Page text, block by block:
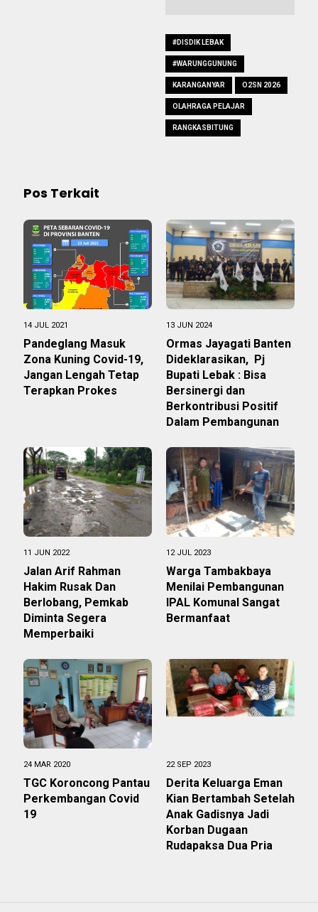
#DISDIK LEBAK
#WARUNGGUNUNG
KARANGANYAR O2SN 2026
OLAHRAGA PELAJAR
RANGKASBITUNG
Pos Terkait
14 JUL 2021
Pandeglang Masuk
Zona Kuning Covid-19,
Jangan Lengah Tetap
Terapkan Prokes
13 JUN 2024
Ormas Jayagati Banten
Dideklarasikan, Pj
Bupati Lebak : Bisa
Bersinergi dan
Berkontribusi Positif
Dalam Pembangunan
11 JUN 2022
Jalan Arif Rahman
Hakim Rusak Dan
Berlobang, Pemkab
Diminta Segera
Memperbaiki
12 JUL 2023
Warga Tambakbaya
Menilai Pembangunan
IPAL Komunal Sangat
Bermanfaat
24 MAR 2020
TGC Koroncong Pantau
Perkembangan Covid
19
22 SEP 2023
Derita Keluarga Eman
Kian Bertambah Setelah
Anak Gadisnya Jadi
Korban Dugaan
Rudapaksa Dua Pria